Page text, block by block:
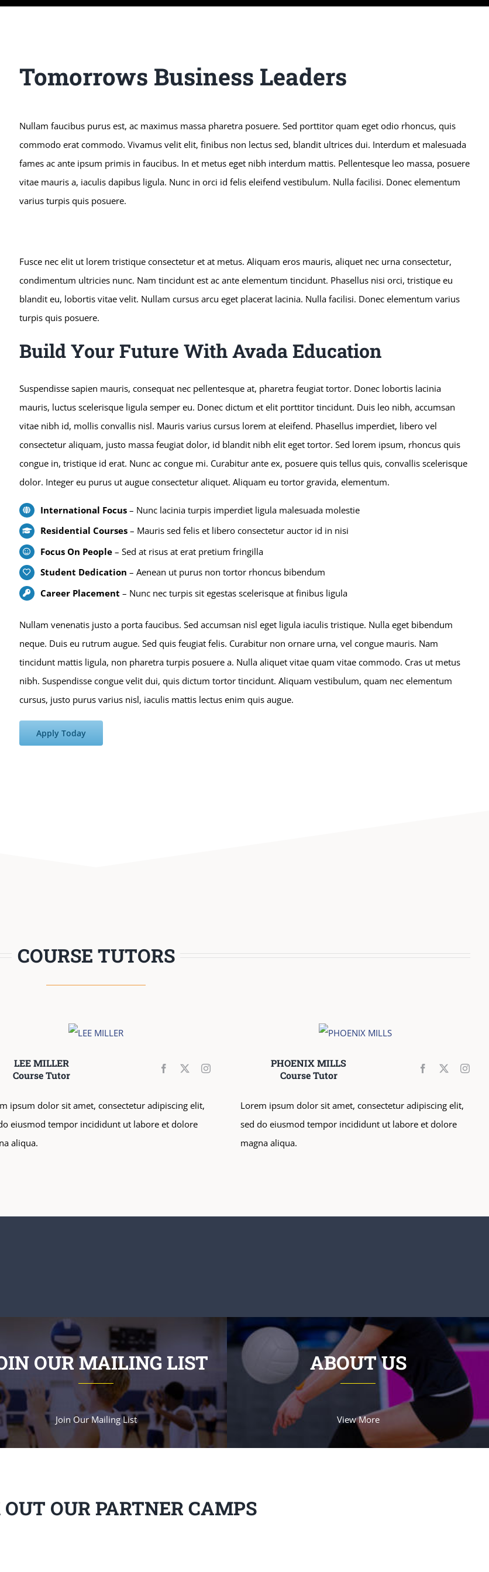
Tomorrows Business Leaders
Nullam faucibus purus est, ac maximus massa pharetra posuere. Sed porttitor quam eget odio rhoncus, quis
commodo erat commodo. Vivamus velit elit, finibus non lectus sed, blandit ultrices dui. Interdum et malesuada
fames ac ante ipsum primis in faucibus. In et metus eget nibh interdum mattis. Pellentesque leo massa, posuere
vitae mauris a, iaculis dapibus ligula. Nunc in orci id felis eleifend vestibulum. Nulla facilisi. Donec elementum
varius turpis quis posuere.
Fusce nec elit ut lorem tristique consectetur et at metus. Aliquam eros mauris, aliquet nec urna consectetur,
condimentum ultricies nunc. Nam tincidunt est ac ante elementum tincidunt. Phasellus nisi orci, tristique eu
blandit eu, lobortis vitae velit. Nullam cursus arcu eget placerat lacinia. Nulla facilisi. Donec elementum varius
turpis quis posuere.
Build Your Future With Avada Education
Suspendisse sapien mauris, consequat nec pellentesque at, pharetra feugiat tortor. Donec lobortis lacinia
mauris, luctus scelerisque ligula semper eu. Donec dictum et elit porttitor tincidunt. Duis leo nibh, accumsan
vitae nibh id, mollis convallis nisl. Mauris varius cursus lorem at eleifend. Phasellus imperdiet, libero vel
consectetur aliquam, justo massa feugiat dolor, id blandit nibh elit eget tortor. Sed lorem ipsum, rhoncus quis
congue in, tristique id erat. Nunc ac congue mi. Curabitur ante ex, posuere quis tellus quis, convallis scelerisque
dolor. Integer eu purus ut augue consectetur aliquet. Aliquam eu tortor gravida, elementum.
International Focus – Nunc lacinia turpis imperdiet ligula malesuada molestie
Residential Courses – Mauris sed felis et libero consectetur auctor id in nisi
Focus On People – Sed at risus at erat pretium fringilla
Student Dedication – Aenean ut purus non tortor rhoncus bibendum
Career Placement – Nunc nec turpis sit egestas scelerisque at finibus ligula
Nullam venenatis justo a porta faucibus. Sed accumsan nisl eget ligula iaculis tristique. Nulla eget bibendum
neque. Duis eu rutrum augue. Sed quis feugiat felis. Curabitur non ornare urna, vel congue mauris. Nam
tincidunt mattis ligula, non pharetra turpis posuere a. Nulla aliquet vitae quam vitae commodo. Cras ut metus
nibh. Suspendisse congue velit dui, quis dictum tortor tincidunt. Aliquam vestibulum, quam nec elementum
cursus, justo purus varius nisl, iaculis mattis lectus enim quis augue.
Apply Today
COURSE TUTORS
LEE MILLER
Course Tutor
ipsum dolor sit amet, consectetur adipiscing elit,
eiusmod tempor incididunt ut labore et dolore
aliqua.
PHOENIX MILLS
Course Tutor
Lorem ipsum dolor sit amet, consectetur adipiscing elit,
sed do eiusmod tempor incididunt ut labore et dolore
magna aliqua.
OUR MAILING LIST
Join Our Mailing List
ABOUT US
View More
OUR PARTNER CAMPS